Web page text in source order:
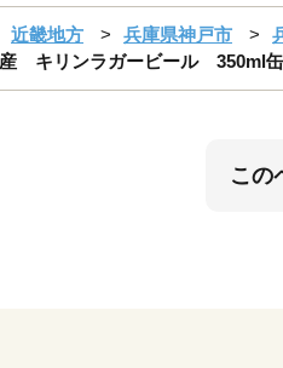
近畿地方 兵庫県神戸市
キリンラガービール 350ml
この